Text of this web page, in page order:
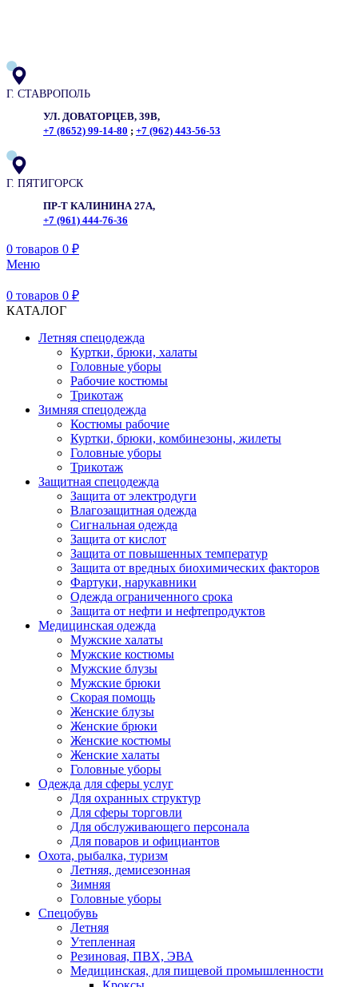
Г. СТАВРОПОЛЬ
УЛ. ДОВАТОРЦЕВ, 39В,
+7 (8652) 99-14-80 ; +7 (962) 443-56-53
Г. ПЯТИГОРСК
ПР-Т КАЛИНИНА 27А,
+7 (961) 444-76-36
0 товаров 0 ₽
Меню
0 товаров 0 ₽
КАТАЛОГ
Летняя спецодежда
Куртки, брюки, халаты
Головные уборы
Рабочие костюмы
Трикотаж
Зимняя спецодежда
Костюмы рабочие
Куртки, брюки, комбинезоны, жилеты
Головные уборы
Трикотаж
Защитная спецодежда
Защита от электродуги
Влагозащитная одежда
Сигнальная одежда
Защита от кислот
Защита от повышенных температур
Защита от вредных биохимических факторов
Фартуки, нарукавники
Одежда ограниченного срока
Защита от нефти и нефтепродуктов
Медицинская одежда
Мужские халаты
Мужские костюмы
Мужские блузы
Мужские брюки
Скорая помощь
Женские блузы
Женские брюки
Женские костюмы
Женские халаты
Головные уборы
Одежда для сферы услуг
Для охранных структур
Для сферы торговли
Для обслуживающего персонала
Для поваров и официантов
Охота, рыбалка, туризм
Летняя, демисезонная
Зимняя
Головные уборы
Спецобувь
Летняя
Утепленная
Резиновая, ПВХ, ЭВА
Медицинская, для пищевой промышленности